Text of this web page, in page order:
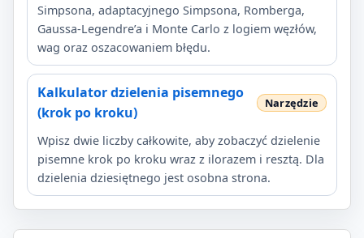
Simpsona, adaptacyjnego Simpsona, Romberga,
Gaussa-Legendre’a i Monte Carlo z logiem węzłów,
wag oraz oszacowaniem błędu.
Kalkulator dzielenia pisemnego
(krok po kroku)
Wpisz dwie liczby całkowite, aby zobaczyć dzielenie
pisemne krok po kroku wraz z ilorazem i resztą. Dla
dzielenia dziesiętnego jest osobna strona.